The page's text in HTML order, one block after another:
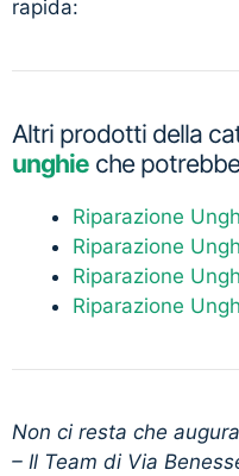
rapida:
Altri prodotti della
unghie che
Riparazione
Riparazione
Riparazione
Riparazione
Non ci resta che
– Il Team di Via